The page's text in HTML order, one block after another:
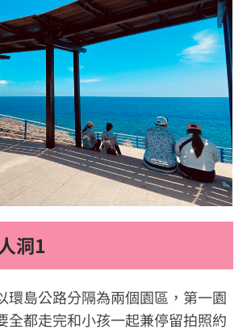
洞1
環島公路分隔為兩個園區，第一園
全都走完和小孩一起兼停留拍照約